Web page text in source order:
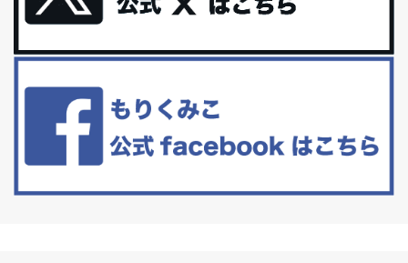
アラフィフからの体と心の整え方。 私も気づけばアラフィフ、これ
といった更年期症状はまだ...
白髪・美容・免疫力、現代人に足りないのは海藻！
リーブオイルorごま油をたらす。&n...